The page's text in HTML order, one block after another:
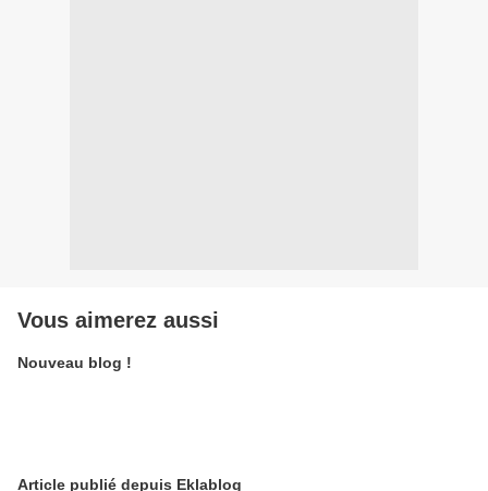
Vous aimerez aussi
Nouveau blog !
Article publié depuis Eklablog